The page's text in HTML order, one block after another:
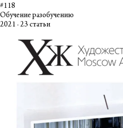
#118
Обучение разобучению
2021 · 23 статьи